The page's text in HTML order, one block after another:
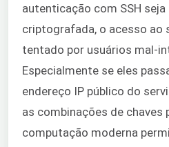
autenticação com SSH
criptografada, o acesso ao
tentado por usuários mal-
Especialmente se eles
endereço IP público do
as combinações de chaves
computação moderna